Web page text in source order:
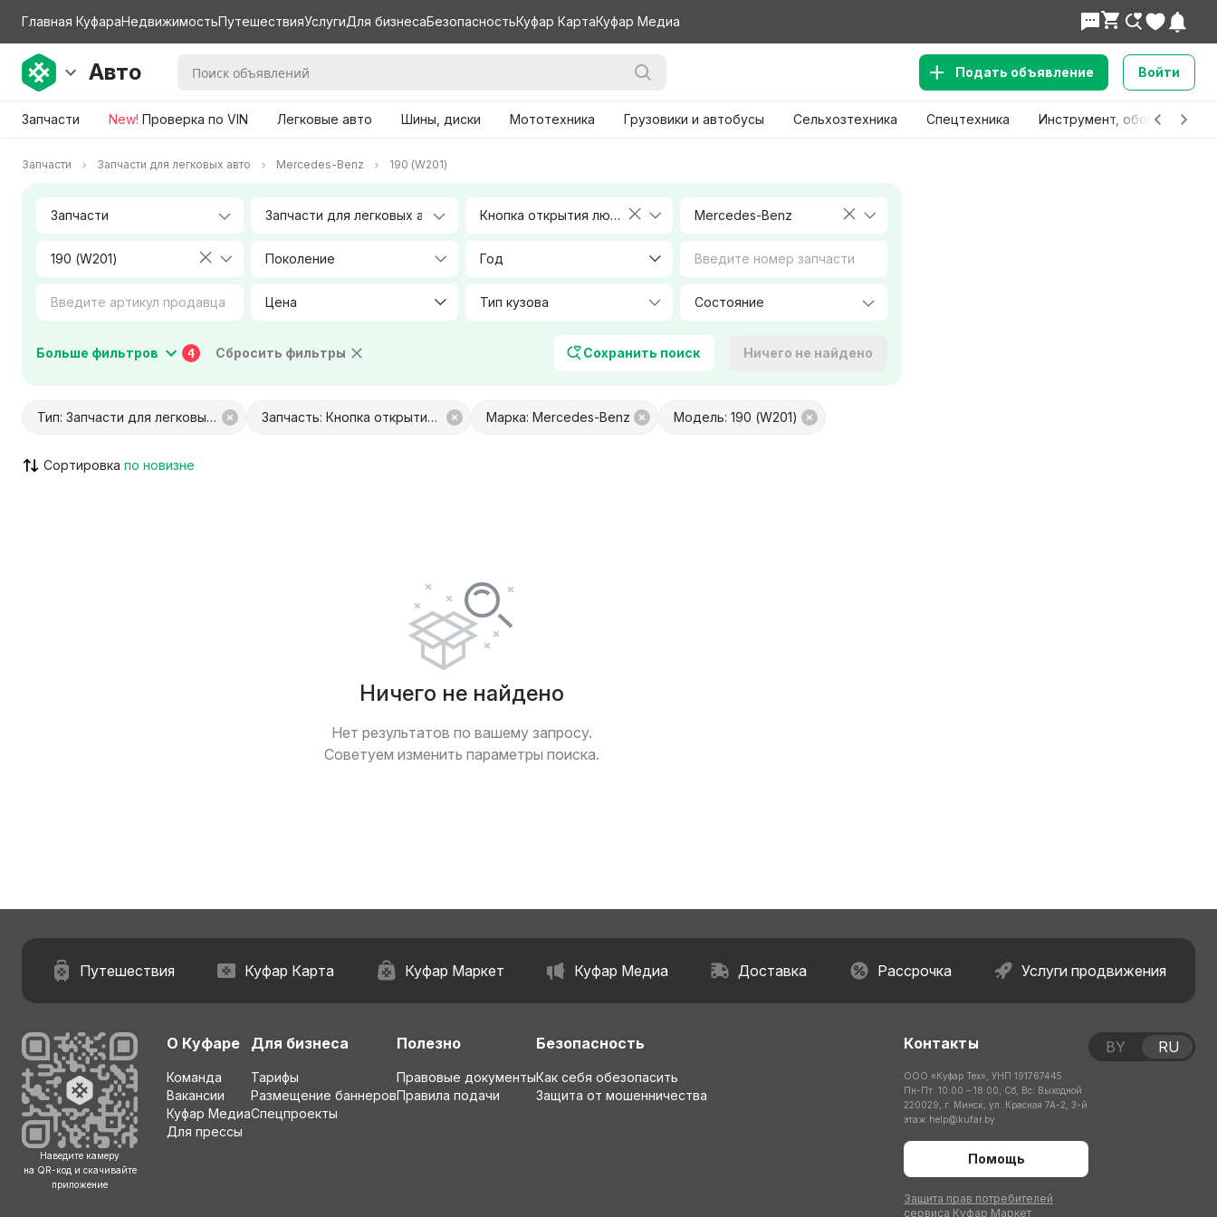
Главная КуфараНедвижимостьПутешествияУслугиДля бизнесаБезопасностьКуфар КартаКуфар Медиа
Авто Подать объявление Войти
Запчасти New! Проверка по VIN Легковые авто Шины, диски Мототехника Грузовики и автобусы Сельхозтехника Спецтехника Инструмент, оборудование
Запчасти Запчасти для легковых авто Mercedes-Benz 190 (W201)
Кнопка открытия лючка топливного бака Mercedes-Benz
190 (W201) Поколение Год
Цена Тип кузова
Коробка передач Тип двигателя
С Куфар Доставкой
Больше фильтров 4 Сбросить фильтры Сохранить поиск Ничего не найдено
Тип: Запчасти для легковых авто Запчасть: Кнопка открытия лючка топливного бака Марка: Mercedes-Benz Модель: 190 (W201)
Сортировка
Ничего не найдено
Нет результатов по вашему запросу.
Советуем изменить параметры поиска.
Путешествия Куфар Карта Куфар Маркет Куфар Медиа Доставка Рассрочка Услуги продвижения
Наведите камеру
на QR-код и скачивайте
приложение
О Куфаре
Команда
Вакансии
Куфар Медиа
Для прессы
Для бизнеса
Тарифы
Размещение баннеров
Спецпроекты
Полезно
Правовые документы
Правила подачи
Безопасность
Как себя обезопасить
Защита от мошенничества
Контакты
ООО «Куфар Тех», УНП 191767445
Пн-Пт: 10:00 – 18:00; Сб, Вс: Выходной
220029, г. Минск, ул. Красная 7А-2, 3-й
этаж help@kufar.by
Помощь
Защита прав потребителей
сервиса Куфар Маркет
BY RU